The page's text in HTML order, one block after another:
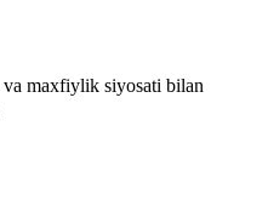
maxfiylik siyosati bilan